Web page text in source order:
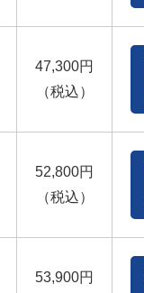
47,300円
（税込）
52,800円
（税込）
53,900円